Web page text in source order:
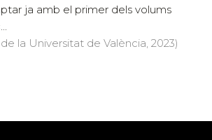
ja amb el primer dels volums
la Universitat de València, 2023)